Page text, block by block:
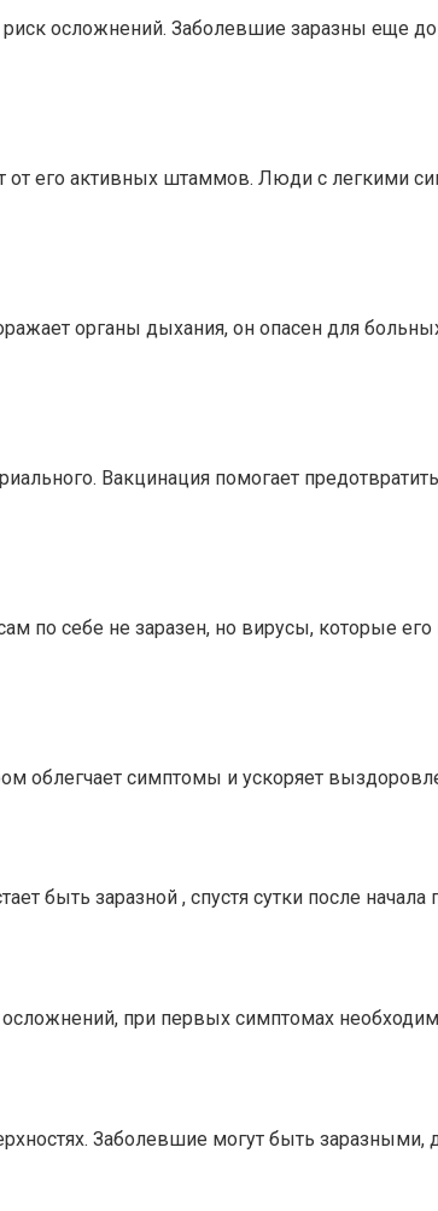
осложнений. Заболевшие заразны еще
его активных штаммов. Люди с легкими
органы дыхания, он опасен для
Вакцинация помогает
по себе не заразен, но вирусы, которые
облегчает симптомы и ускоряет
быть заразной , спустя сутки после начала
при первых симптомах
Заболевшие могут быть заразными,